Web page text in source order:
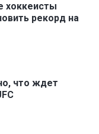
хоккеисты
рекорд на
что ждет